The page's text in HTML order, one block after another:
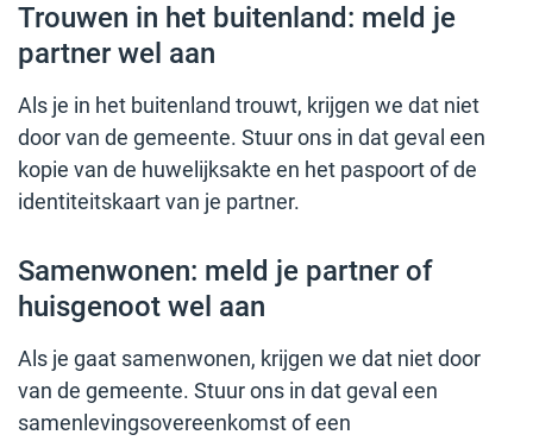
Trouwen in het buitenland: meld je
partner wel aan
Als je in het buitenland trouwt, krijgen we dat niet
door van de gemeente. Stuur ons in dat geval een
kopie van de huwelijksakte en het paspoort of de
identiteitskaart van je partner.
Samenwonen: meld je partner of
huisgenoot wel aan
Als je gaat samenwonen, krijgen we dat niet door
van de gemeente. Stuur ons in dat geval een
samenlevingsovereenkomst of een